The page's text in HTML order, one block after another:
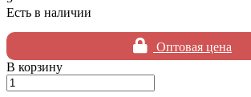
Есть в наличии
Оптовая цена
В корзину